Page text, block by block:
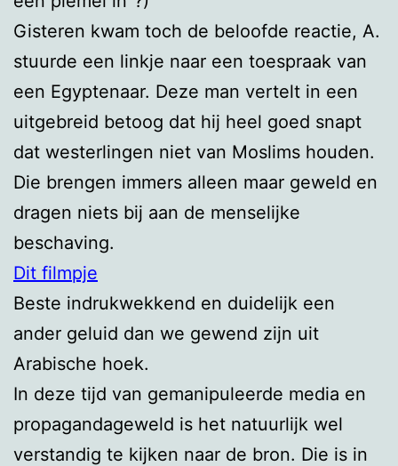
Gisteren kwam toch de beloofde reactie, A.
stuurde een linkje naar een toespraak van
een Egyptenaar. Deze man vertelt in een
uitgebreid betoog dat hij heel goed snapt
dat westerlingen niet van Moslims houden.
Die brengen immers alleen maar geweld en
dragen niets bij aan de menselijke
beschaving.
Dit filmpje
Beste indrukwekkend en duidelijk een
ander geluid dan we gewend zijn uit
Arabische hoek.
In deze tijd van gemanipuleerde media en
propagandageweld is het natuurlijk wel
verstandig te kijken naar de bron. Die is in